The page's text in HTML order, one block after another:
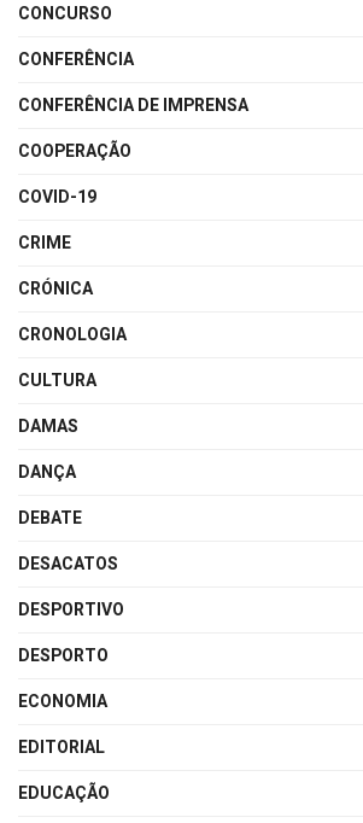
CONCURSO
CONFERÊNCIA
CONFERÊNCIA DE IMPRENSA
COOPERAÇÃO
COVID-19
CRIME
CRÓNICA
CRONOLOGIA
CULTURA
DAMAS
DANÇA
DEBATE
DESACATOS
DESPORTIVO
DESPORTO
ECONOMIA
EDITORIAL
EDUCAÇÃO